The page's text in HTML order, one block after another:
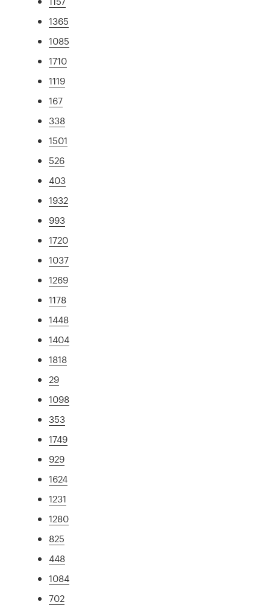
1365
1085
1710
1119
167
338
1501
526
403
1932
993
1720
1037
1269
1178
1448
1404
1818
29
1098
353
1749
929
1624
1231
1280
825
448
1084
702